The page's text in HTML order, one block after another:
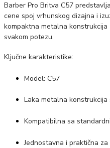
Barber Pro Britva C57
cene spoj vrhunskog dizajna i
kompaktna metalna
svakom potezu.
Ključne karakteristike:
Model: C57
Laka metalna konstrukcija
Kompatibilna sa
Jednostavna i praktična